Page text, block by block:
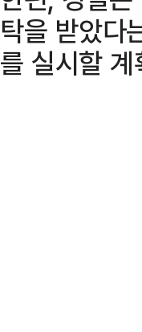
탁을 받았다
를 실시할 계